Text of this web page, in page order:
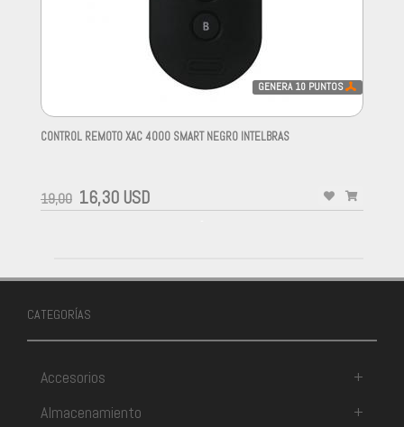
GENERA 10 PUNTOS
CONTROL REMOTO XAC 4000 SMART NEGRO INTELBRAS
19,00 16,30 USD
CATEGORÍAS
Accesorios
+
Almacenamiento
+